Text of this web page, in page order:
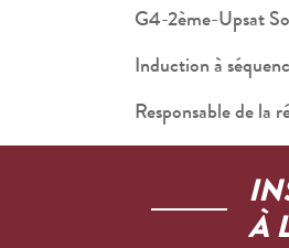
G4-2ème-Upsat
Induction à
Responsable de la
À